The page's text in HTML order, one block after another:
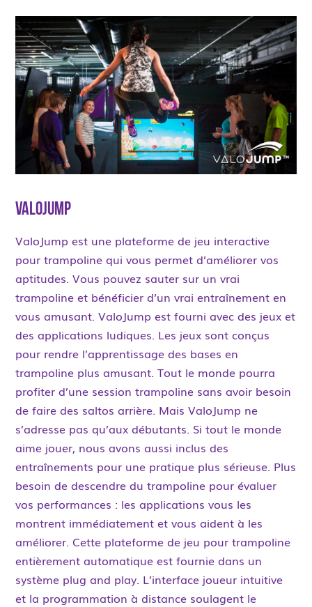
ValoJump
ValoJump est une plateforme de jeu interactive
pour trampoline qui vous permet d’améliorer vos
aptitudes. Vous pouvez sauter sur un vrai
trampoline et bénéficier d’un vrai entraînement en
vous amusant. ValoJump est fourni avec des jeux et
des applications ludiques. Les jeux sont conçus
pour rendre l’apprentissage des bases en
trampoline plus amusant. Tout le monde pourra
profiter d’une session trampoline sans avoir besoin
de faire des saltos arrière. Mais ValoJump ne
s’adresse pas qu’aux débutants. Si tout le monde
aime jouer, nous avons aussi inclus des
entraînements pour une pratique plus sérieuse. Plus
besoin de descendre du trampoline pour évaluer
vos performances : les applications vous les
montrent immédiatement et vous aident à les
améliorer. Cette plateforme de jeu pour trampoline
entièrement automatique est fournie dans un
système plug and play. L’interface joueur intuitive
et la programmation à distance soulagent le